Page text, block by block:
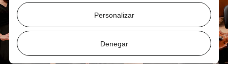
Personalizar
Denegar